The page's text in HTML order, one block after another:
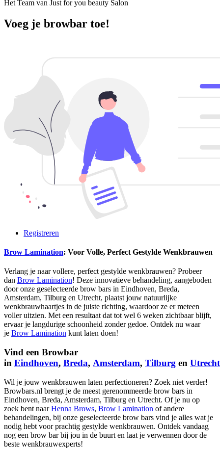
Het Team van Just for you beauty Salon
Voeg je browbar toe!
Registreren
Brow Lamination: Voor Volle, Perfect Gestylde Wenkbrauwen
Verlang je naar vollere, perfect gestylde wenkbrauwen? Probeer
dan Brow Lamination! Deze innovatieve behandeling, aangeboden
door onze geselecteerde brow bars in Eindhoven, Breda,
Amsterdam, Tilburg en Utrecht, plaatst jouw natuurlijke
wenkbrauwhaartjes in de juiste richting, waardoor ze er meteen
voller uitzien. Met een resultaat dat tot wel 6 weken zichtbaar blijft,
ervaar je langdurige schoonheid zonder gedoe. Ontdek nu waar
je Brow Lamination kunt laten doen!
Vind een Browbar
in Eindhoven, Breda, Amsterdam, Tilburg en Utrecht
Wil je jouw wenkbrauwen laten perfectioneren? Zoek niet verder!
Browbars.nl brengt je de meest gerenommeerde brow bars in
Eindhoven, Breda, Amsterdam, Tilburg en Utrecht. Of je nu op
zoek bent naarHenna Brows, Brow Lamination of andere
behandelingen, bij onze geselecteerde brow bars vind je alles wat je
nodig hebt voor prachtig gestylde wenkbrauwen. Ontdek vandaag
nog een brow bar bij jou in de buurt en laat je verwennen door de
beste wenkbrauwexperts!